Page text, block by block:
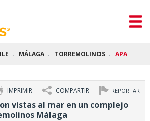
MÁLAGA TORREMOLINOS
REPORTAR
COMPARTIR
IMPRIMIR
vistas al mar en un complejo
Málaga